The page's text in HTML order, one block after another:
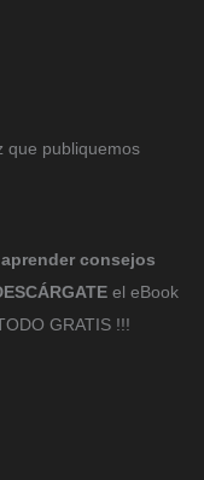
que publiquemos
consejos
el eBook
GRATIS !!!